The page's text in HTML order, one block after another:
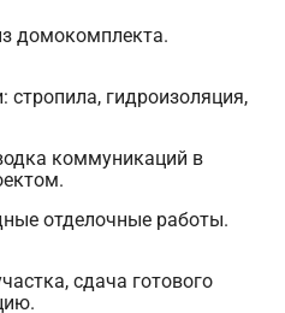
домокомплекта.
стропила, гидроизоляция,
коммуникаций в
отделочные работы.
сдача готового